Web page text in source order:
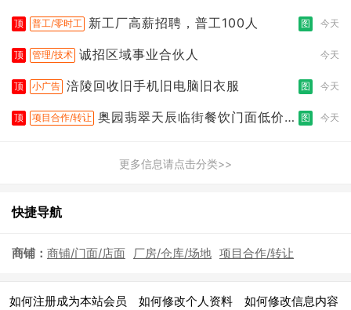
顶 普工/零时工 新工厂高薪招聘，普工100人 图 今天
顶 管理/技术 诚招区域事业合伙人 今天
顶 小广告 涪陵回收旧手机旧电脑旧衣服 图 今天
顶 项目合作/转让 奥园翡翠天辰临街餐饮门面低价转
图 今天
更多信息请点击分类>>
快捷导航
商铺： 商铺/门面/店面 厂房/仓库/场地 项目合作/转让
如何注册成为本站会员 如何修改个人资料 如何修改信息内容